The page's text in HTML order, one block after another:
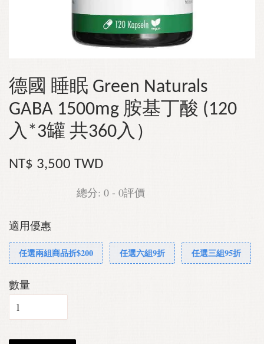
德國 睡眠 Green Naturals
GABA 1500mg 胺基丁酸 (120
入*3罐 共360入）
NT$ 3,500 TWD
總分: 0 - 0評價
適用優惠
任選兩組商品折$200 任選六組9折 任選三組95折
數量